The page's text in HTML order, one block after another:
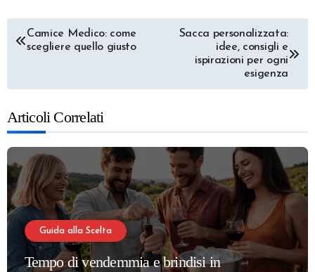
Navigazione
Camice Medico: come
scegliere quello giusto
Sacca personalizzata:
idee, consigli e
ispirazioni per ogni
esigenza
Articoli Correlati
Guida alla Scelta
Tempo di vendemmia e brindisi in